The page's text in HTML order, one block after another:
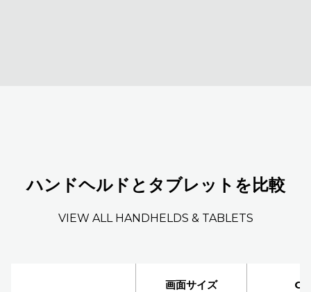
ハンドヘルドとタブレットを比較
VIEW ALL HANDHELDS & TABLETS
画面サイズ OS